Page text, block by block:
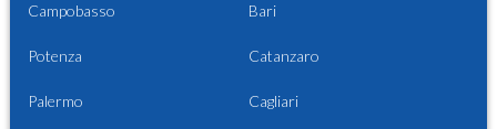
Campobasso Bari
Potenza Catanzaro
Palermo Cagliari